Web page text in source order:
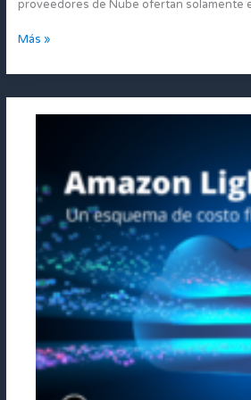
proveedores de Nube ofertan solamente
Más »